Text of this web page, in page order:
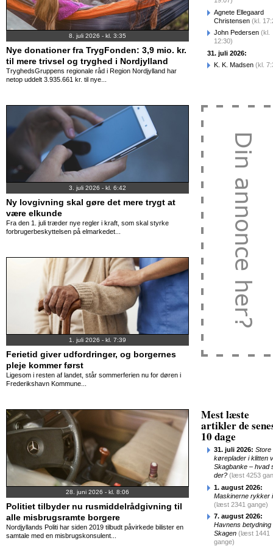
Agnete Ellegaard
Christensen (kl.
John Pedersen (kl.
12:30)
31. juli 2026:
K. K. Madsen (kl.
8. juli 2026 - kl. 3:35
Nye donationer fra TrygFonden: 3,9 mio. kr.
til mere trivsel og tryghed i Nordjylland
TryghedsGruppens regionale råd i Region Nordjylland har
netop uddelt 3.935.661 kr. til nye...
3. juli 2026 - kl. 6:42
Ny lovgivning skal gøre det mere trygt at
være elkunde
Fra den 1. juli træder nye regler i kraft, som skal styrke
forbrugerbeskyttelsen på elmarkedet...
1. juli 2026 - kl. 7:39
Ferietid giver udfordringer, og borgernes
pleje kommer først
Ligesom i resten af landet, står sommerferien nu for døren i
Frederikshavn Kommune...
28. juni 2026 - kl. 8:06
Politiet tilbyder nu rusmiddelrådgivning til
alle misbrugsramte borgere
Nordjyllands Politi har siden 2019 tilbudt påvirkede bilister en
samtale med en misbrugskonsulent...
Mest læste
artikler de
10 dage
31. juli 2026: Store
køreplader i klitten
Skagbanke – hvad
der? (læst 4253
1. august 2026:
Maskinerne rykker
(læst 2341 gange)
7. august 2026:
Havnens betydning
Skagen (læst 1441
gange)